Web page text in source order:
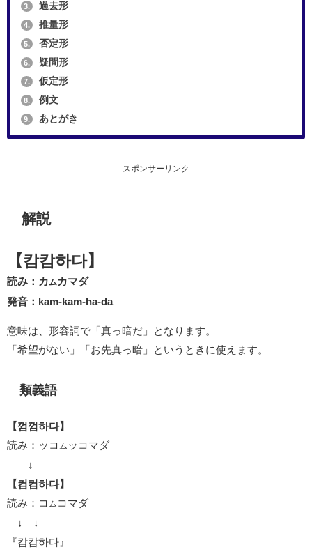
3. 過去形
4. 推量形
5. 否定形
6. 疑問形
7. 仮定形
8. 例文
9. あとがき
スポンサーリンク
解説
【캄캄하다】
読み：カ ム カマダ
発音：kam-kam-ha-da
意味は、形容詞で「真っ暗だ」となります。
「希望がない」「お先真っ暗」というときに使えます。
類義語
【껌껌하다】
読み：ッコ ム ッコマダ
↓
【컴컴하다】
読み：コ ム コマダ
↓ ↓
『캄캄하다』